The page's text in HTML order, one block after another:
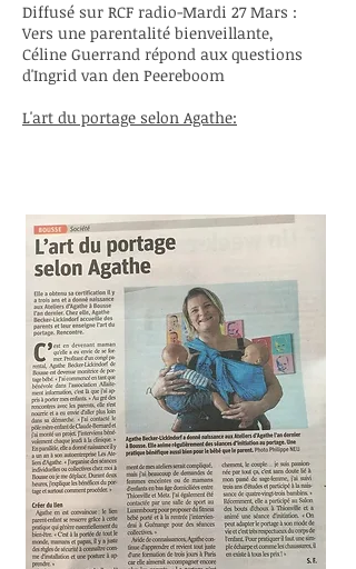
Diffusé sur RCF radio-Mardi 27 Mars :
Vers une parentalité bienveillante,
Céline Guerrand​ répond aux questions
d'Ingrid van den Peereboom
L'art du portage selon Agathe: